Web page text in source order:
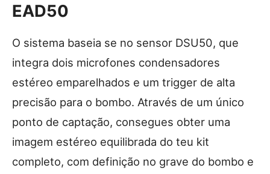
EAD50
O sistema baseia se no sensor DSU50, que
integra dois microfones condensadores
estéreo emparelhados e um trigger de alta
precisão para o bombo. Através de um único
ponto de captação, consegues obter uma
imagem estéreo equilibrada do teu kit
completo, com definição no grave do bombo e